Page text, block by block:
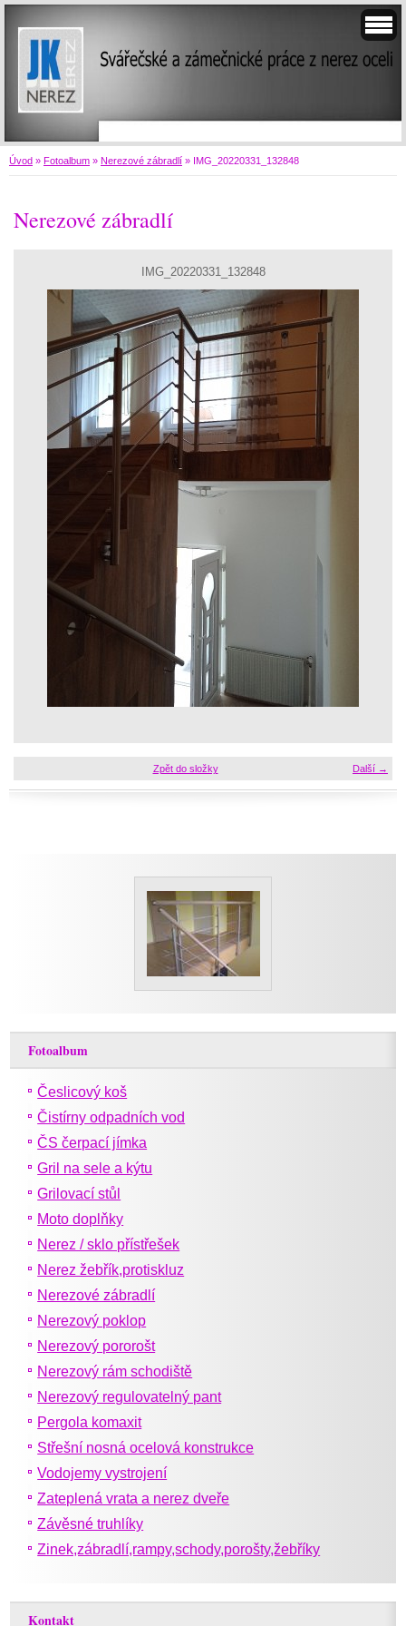
Úvod » Fotoalbum » Nerezové zábradlí » IMG_20220331_132848
Nerezové zábradlí
IMG_20220331_132848
Další →
Zpět do složky
Fotoalbum
Česlicový koš
Čistírny odpadních vod
ČS čerpací jímka
Gril na sele a kýtu
Grilovací stůl
Moto doplňky
Nerez / sklo přístřešek
Nerez žebřík,protiskluz
Nerezové zábradlí
Nerezový poklop
Nerezový pororošt
Nerezový rám schodiště
Nerezový regulovatelný pant
Pergola komaxit
Střešní nosná ocelová konstrukce
Vodojemy vystrojení
Zateplená vrata a nerez dveře
Závěsné truhlíky
Zinek,zábradlí,rampy,schody,porošty,žebříky
Kontakt